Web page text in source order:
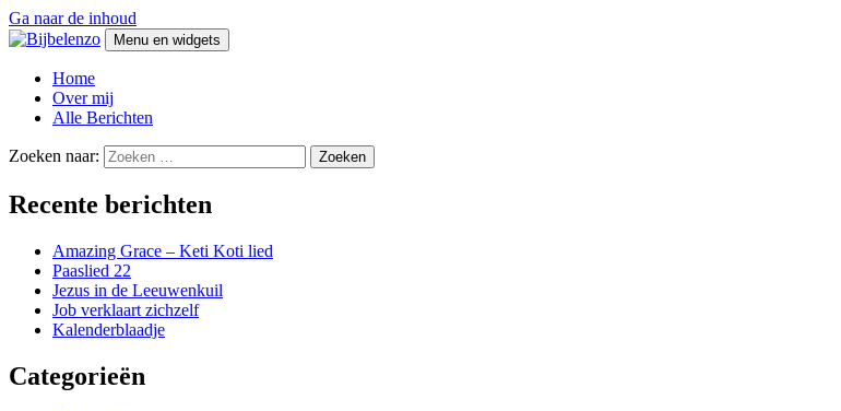
Ga naar de inhoud
Bijbelenzo
Over de Bijbel en zo
Menu en widgets
Home
Over mij
Alle Berichten
Zoeken naar:
Recente berichten
Amazing Grace – Keti Koti lied
Paaslied 22
Jezus in de Leeuwenkuil
Job verklaart zichzelf
Kalenderblaadje
Categorieën